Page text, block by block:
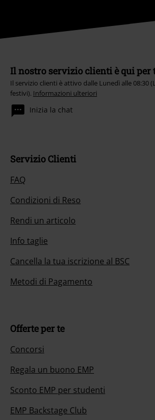
Il nostro servizio clienti è qui per
Il servizio clienti è attivo dalle Lunedì alle 08:30
festivi). Informazioni ulteriori
Inizia la chat
Servizio Clienti
FAQ
Condizioni di Reso
Rendi un articolo
Info taglie
Cancella la tua iscrizione al BSC
Metodi di Pagamento
Offerte per te
Concorsi
Regala un buono EMP
Sconto EMP per studenti
EMP Backstage Club